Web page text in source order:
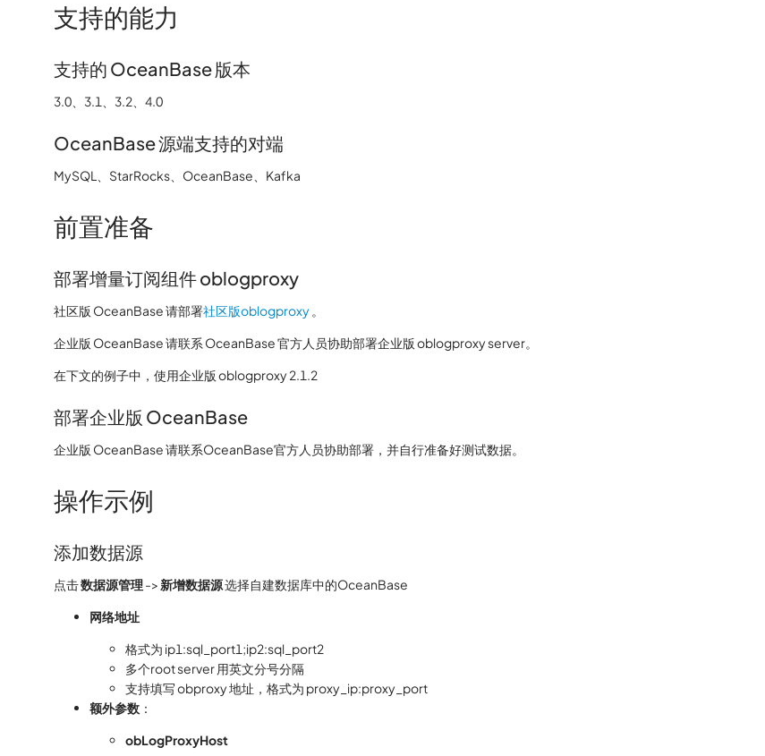
支持的能力
支持的 OceanBase 版本
3.0、3.1、3.2、4.0
OceanBase 源端支持的对端
MySQL、StarRocks、OceanBase、Kafka
前置准备
部署增量订阅组件 oblogproxy
社区版 OceanBase 请部署社区版oblogproxy 。
企业版 OceanBase 请联系 OceanBase 官方人员协助部署企业版 oblogproxy server。
在下文的例子中，使用企业版 oblogproxy 2.1.2
部署企业版 OceanBase
企业版 OceanBase 请联系OceanBase官方人员协助部署，并自行准备好测试数据。
操作示例
添加数据源
点击数据源管理-> 新增数据源选择自建数据库中的OceanBase
网络地址
格式为 ip1 :sql_port1 ;ip2:sql_port2
多个root server 用英文分号分隔
支持填写 obproxy 地址，格式为 proxy_ip:proxy_port
额外参数 ：
obLogProxyHost